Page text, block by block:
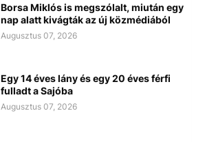
Borsa Miklós is megszólalt, miután egy
nap alatt kivágták az új közmédiából
Augusztus 07, 2026
Egy 14 éves lány és egy 20 éves férfi
fulladt a Sajóba
Augusztus 07, 2026